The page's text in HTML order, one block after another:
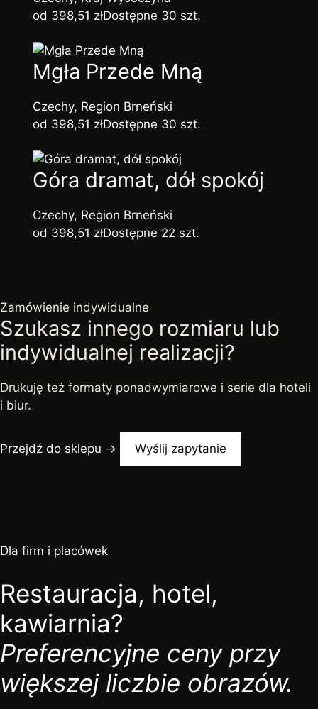
od 398,51 złDostępne 30 szt.
Mgła Przede Mną
Czechy, Region Brneński
od 398,51 złDostępne 30 szt.
Góra dramat, dół spokój
Czechy, Region Brneński
od 398,51 złDostępne 22 szt.
Zamówienie indywidualne
Szukasz innego rozmiaru lub
indywidualnej realizacji?
Drukuję też formaty ponadwymiarowe i serie dla hoteli
i biur.
Przejdź do sklepu → Wyślij zapytanie
Dla firm i placówek
Restauracja, hotel,
kawiarnia?
Preferencyjne ceny przy
większej liczbie obrazów.